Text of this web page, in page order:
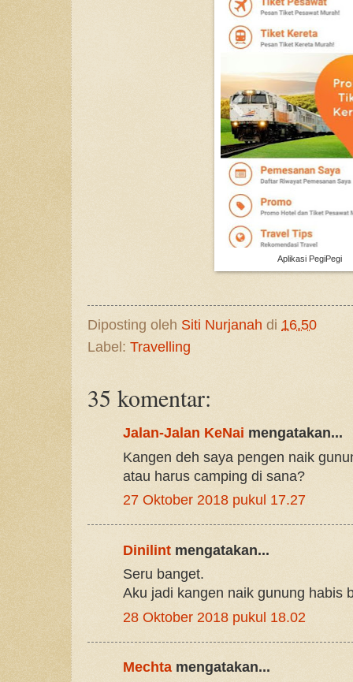
Aplikasi PegiPegi
Diposting oleh Siti Nurjanah di 16.50
Label: Travelling
35 komentar:
Jalan-Jalan KeNai mengatakan...
Kangen deh saya pengen naik
atau harus camping di sana?
27 Oktober 2018 pukul 17.27
Dinilint mengatakan...
Seru banget.
Aku jadi kangen naik gunung habis
28 Oktober 2018 pukul 18.02
Mechta mengatakan...